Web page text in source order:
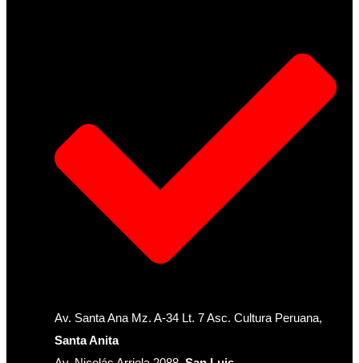
Av. Santa Ana Mz. A-34 Lt. 7 Asc. Cultura Peruana,
Santa Anita